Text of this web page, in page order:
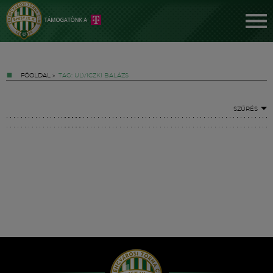
FŐOLDAL » TAG: ULVICZKI BALÁZS
SZŰRÉS
Hírek